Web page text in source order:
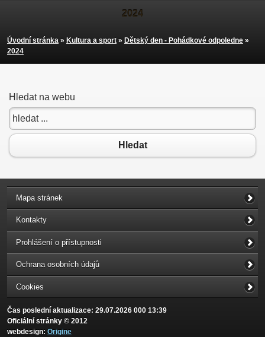
2024
Úvodní stránka » Kultura a sport » Dětský den - Pohádkové odpoledne »
2024
Hledat na webu
Hledat
Mapa stránek
Kontakty
Prohlášení o přístupnosti
Ochrana osobních údajů
Cookies
Čas poslední aktualizace: 29.07.2026 000 13:39
Oficiální stránky © 2012
webdesign: Origine